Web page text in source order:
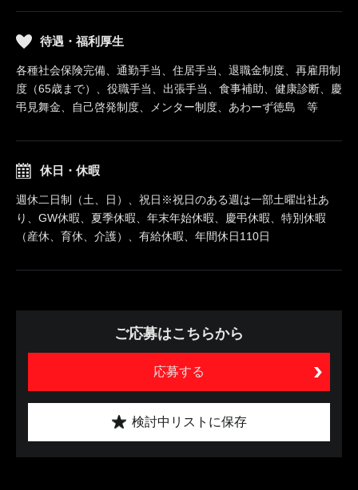
待遇・福利厚生
各種社会保険完備、通勤手当、住居手当、退職金制度、再雇用制
度（65歳まで）、役職手当、出張手当、食事補助、健康診断、慶
弔見舞金、自己啓発制度、メンター制度、あわーず徳島 等
休日・休暇
週休二日制（土、日）、祝日※祝日のある週は一部土曜出社あ
り、GW休暇、夏季休暇、年末年始休暇、慶弔休暇、特別休暇
（産休、育休、介護）、有給休暇、年間休日110日
ご応募はこちらから
応募する
検討中リストに保存